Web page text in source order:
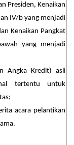
Presiden, Kenaikan
IV/b yang menjadi
Kenaikan Pangkat
yang menjadi
Angka Kredit) asli
tertentu untuk
acara pelantikan